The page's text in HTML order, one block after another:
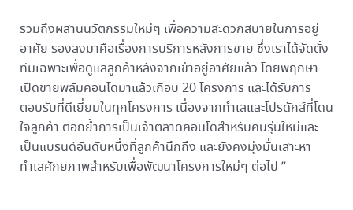
รวมถึงผสานนวัตกรรมใหม่ๆ เพื่อความสะดวกสบายในการอยู่
อาศัย รองลงมาคือเรื่องการบริการหลังการขาย ซึ่งเราได้จัดตั้ง
ทีมเฉพาะเพื่อดูแลลูกค้าหลังจากเข้าอยู่อาศัยแล้ว โดยพฤกษา
เปิดขายพลัมคอนโดมาแล้วเกือบ 20 โครงการ และได้รับการ
ตอบรับที่ดีเยี่ยมในทุกโครงการ เนื่องจากทำเลและโปรดักส์ที่โดน
ใจลูกค้า ตอกย้ำการเป็นเจ้าตลาดคอนโดสำหรับคนรุ่นใหม่และ
เป็นแบรนด์อันดับหนึ่งที่ลูกค้านึกถึง และยังคงมุ่งมั่นเสาะหา
ทำเลศักยภาพสำหรับเพื่อพัฒนาโครงการใหม่ๆ ต่อไป ”